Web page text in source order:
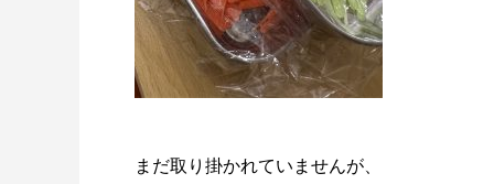
まだ取り掛かれていませんが、